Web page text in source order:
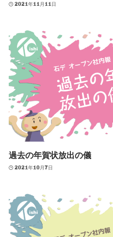
2021年11月11日
過去の年賀状放出の儀
2021年10月7日